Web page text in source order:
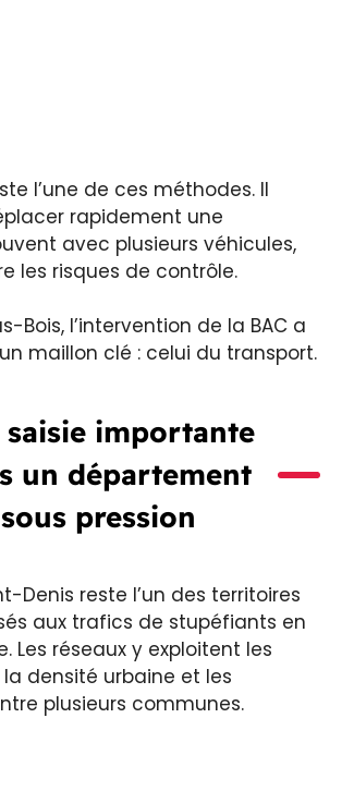
l’une de ces méthodes. Il
rapidement une
avec plusieurs véhicules,
les risques de contrôle.
Bois, l’intervention de la BAC a
maillon clé : celui du transport.
saisie importante
un département
sous pression
Denis reste l’un des territoires
aux trafics de stupéfiants en
Les réseaux y exploitent les
la densité urbaine et les
plusieurs communes.